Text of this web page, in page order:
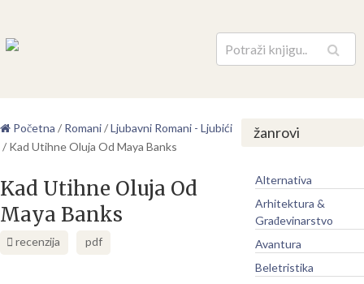
Pretraga
Početna / Romani/Ljubavni Romani - Ljubići
/ Kad Utihne Oluja Od Maya Banks
Kad Utihne Oluja Od
Maya Banks
recenzija pdf
žanrovi
Alternativa
Arhitektura &
Građevinarstvo
Avantura
Beletristika